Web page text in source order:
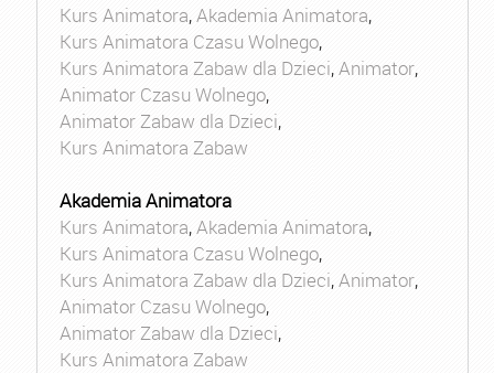
Kurs Animatora,Akademia Animatora,
Kurs Animatora Czasu Wolnego,
Kurs Animatora Zabaw dla Dzieci,Animator,
Animator Czasu Wolnego,
Animator Zabaw dla Dzieci,
Kurs Animatora Zabaw
Akademia Animatora
Kurs Animatora,Akademia Animatora,
Kurs Animatora Czasu Wolnego,
Kurs Animatora Zabaw dla Dzieci,Animator,
Animator Czasu Wolnego,
Animator Zabaw dla Dzieci,
Kurs Animatora Zabaw